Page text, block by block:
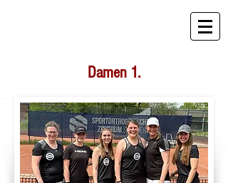
Damen 1.